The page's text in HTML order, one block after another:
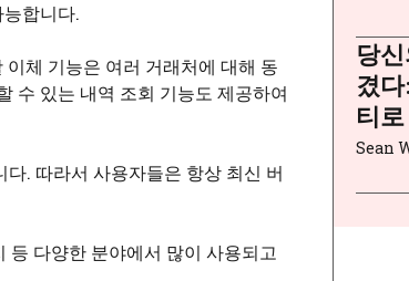
합니다.
체 기능은 여러 거래처에 대해 동
수 있는 내역 조회 기능도 제공하여
. 따라서 사용자들은 항상 최신 버
등 다양한 분야에서 많이 사용되고
당
겼
티
Sean